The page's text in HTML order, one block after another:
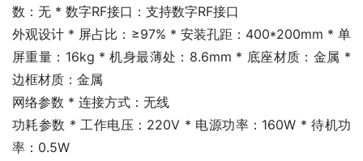
数：无 * 数字RF接口：支持数字RF接口
外观设计 * 屏占比：≥97% * 安装孔距：400*200mm * 单
屏重量：16kg * 机身最薄处：8.6mm * 底座材质：金属 *
边框材质：金属
网络参数 * 连接方式：无线
功耗参数 * 工作电压：220V * 电源功率：160W * 待机功
率：0.5W